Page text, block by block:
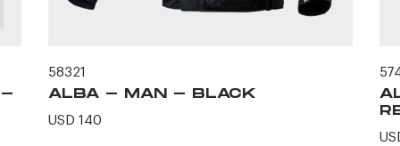
58321
ALBA - MAN - BLACK
USD 140